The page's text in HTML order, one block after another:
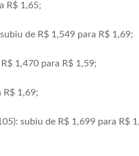
R$ 1,65;
de R$ 1,549 para R$ 1,69;
1,470 para R$ 1,59;
R$ 1,69;
subiu de R$ 1,699 para R$